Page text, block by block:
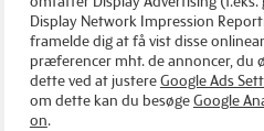
Display Network Impression
framelde dig at få vist disse
præferencer mht. de annoncer, du
dette ved at justereGoogle Ads
om dette kan du besøgeGoogle
on.